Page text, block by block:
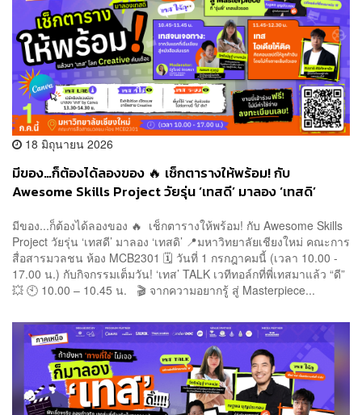
18 มิถุนายน 2026
มีของ…ก็ต้องได้ลองของ 🔥 เช็กตารางให้พร้อม! กับ
Awesome Skills Project วัยรุ่น ‘เทสดี’ มาลอง ‘เทสดิ’
มีของ...ก็ต้องได้ลองของ 🔥 เช็กตารางให้พร้อม! กับ Awesome Skills
Project วัยรุ่น ‘เทสดี’ มาลอง ‘เทสดิ’ 📍มหาวิทยาลัยเชียงใหม่ คณะการ
สื่อสารมวลชน ห้อง MCB2301 🗓️ วันที่ 1 กรกฎาคมนี้ (เวลา 10.00 -
17.00 น.) กับกิจกรรมเต็มวัน! ‘เทส’ TALK เวทีทอล์กที่พี่เทสมาแล้ว “ดี”
💥 🕙 10.00 – 10.45 น. 🎬 จากความอยากรู้ สู่ Masterpiece...